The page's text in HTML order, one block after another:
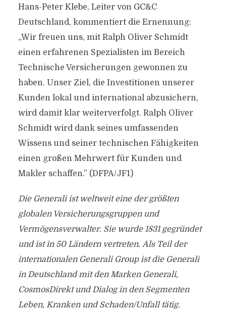
Hans-Peter Klebe, Leiter von GC&C
Deutschland, kommentiert die Ernennung:
„Wir freuen uns, mit Ralph Oliver Schmidt
einen erfahrenen Spezialisten im Bereich
Technische Versicherungen gewonnen zu
haben. Unser Ziel, die Investitionen unserer
Kunden lokal und international abzusichern,
wird damit klar weiterverfolgt. Ralph Oliver
Schmidt wird dank seines umfassenden
Wissens und seiner technischen Fähigkeiten
einen großen Mehrwert für Kunden und
Makler schaffen.” (DFPA/JF1)
Die Generali ist weltweit eine der größten
globalen Versicherungsgruppen und
Vermögensverwalter. Sie wurde 1831 gegründet
und ist in 50 Ländern vertreten. Als Teil der
internationalen Generali Group ist die Generali
in Deutschland mit den Marken Generali,
CosmosDirekt und Dialog in den Segmenten
Leben, Kranken und Schaden/Unfall tätig.